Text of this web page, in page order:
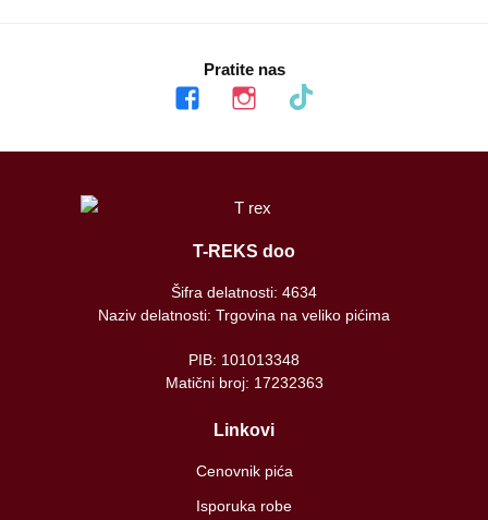
Pratite nas
facebook instagram tiktok
T-REKS doo
Šifra delatnosti: 4634
Naziv delatnosti: Trgovina na veliko pićima
PIB: 101013348
Matični broj: 17232363
Linkovi
Cenovnik pića
Isporuka robe